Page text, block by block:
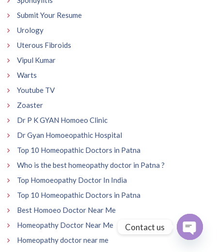
Submit Your Resume
Urology
Uterous Fibroids
Vipul Kumar
Warts
Youtube TV
Zoaster
Dr P K GYAN Homoeo Clinic
Dr Gyan Homoeopathic Hospital
Top 10 Homeopathic Doctors in Patna
Who is the best homeopathy doctor in Patna ?
Top Homoeopathy Doctor In India
Top 10 Homeopathic Doctors in Patna
Best Homoeo Doctor Near Me
Homeopathy Doctor Near Me
Homeopathy doctor near me
Contact us